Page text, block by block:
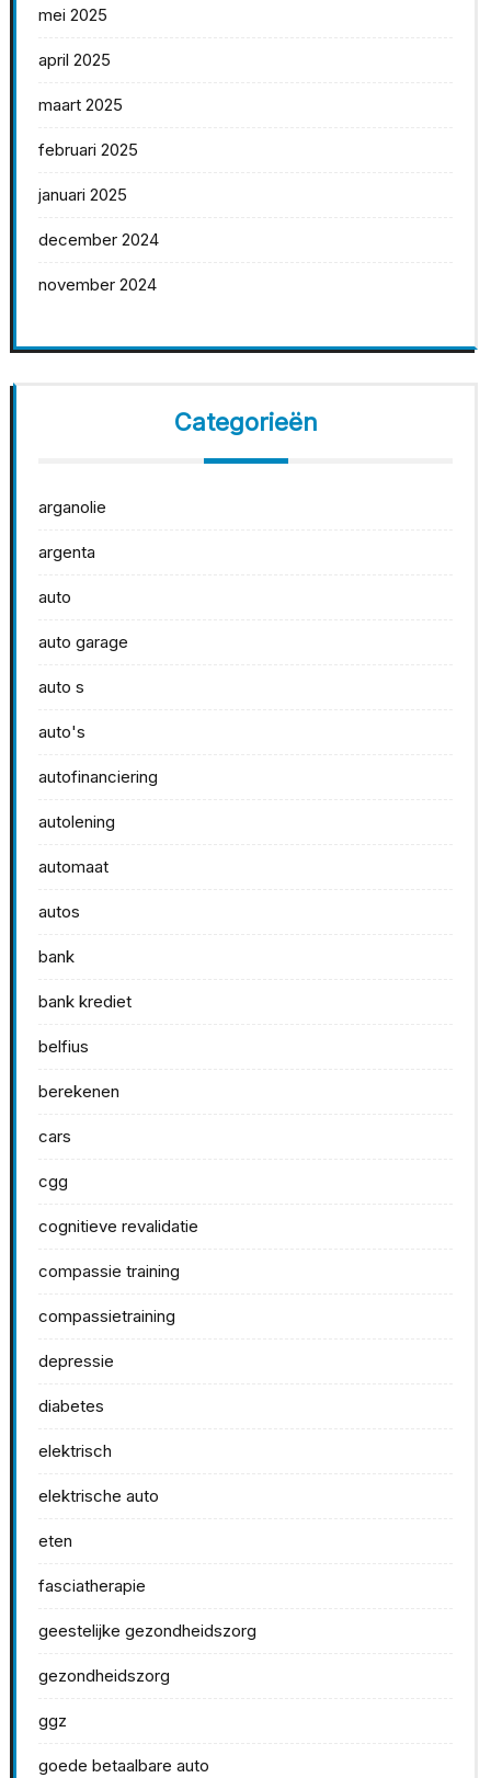
mei 2025
april 2025
maart 2025
februari 2025
januari 2025
december 2024
november 2024
Categorieën
arganolie
argenta
auto
auto garage
auto s
auto's
autofinanciering
autolening
automaat
autos
bank
bank krediet
belfius
berekenen
cars
cgg
cognitieve revalidatie
compassie training
compassietraining
depressie
diabetes
elektrisch
elektrische auto
eten
fasciatherapie
geestelijke gezondheidszorg
gezondheidszorg
ggz
goede betaalbare auto